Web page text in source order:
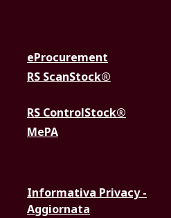
eProcurement
RS ScanStock®
RS ControlStock®
MePA
Informativa Privacy -
Aggiornata